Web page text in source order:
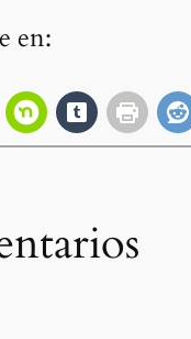
en: